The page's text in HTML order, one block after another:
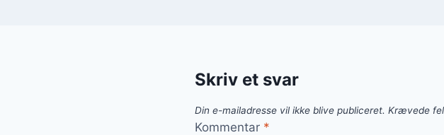
Skriv et svar
Din e-mailadresse vil ikke blive publiceret. Krævede
Kommentar *